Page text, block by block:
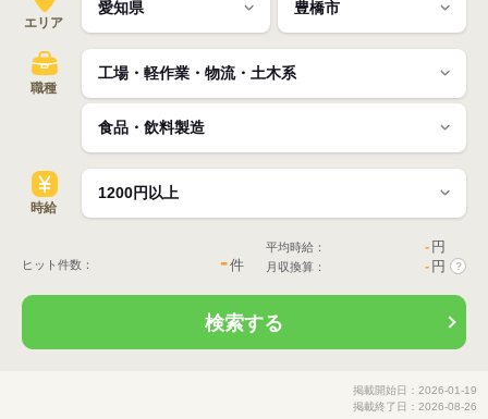
エリア
職種
時給
ヒット件数： -件
平均時給： - 円
月収換算： - 円 ?
検索する
掲載開始日：2026-01-19
掲載終了日：2026-08-26